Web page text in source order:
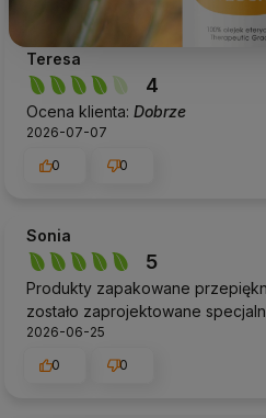
Teresa
4
Ocena klienta: Dobrze
2026-07-07
0
0
Sonia
5
Produkty zapakowane
zostało zaprojektowane
2026-06-25
0
0